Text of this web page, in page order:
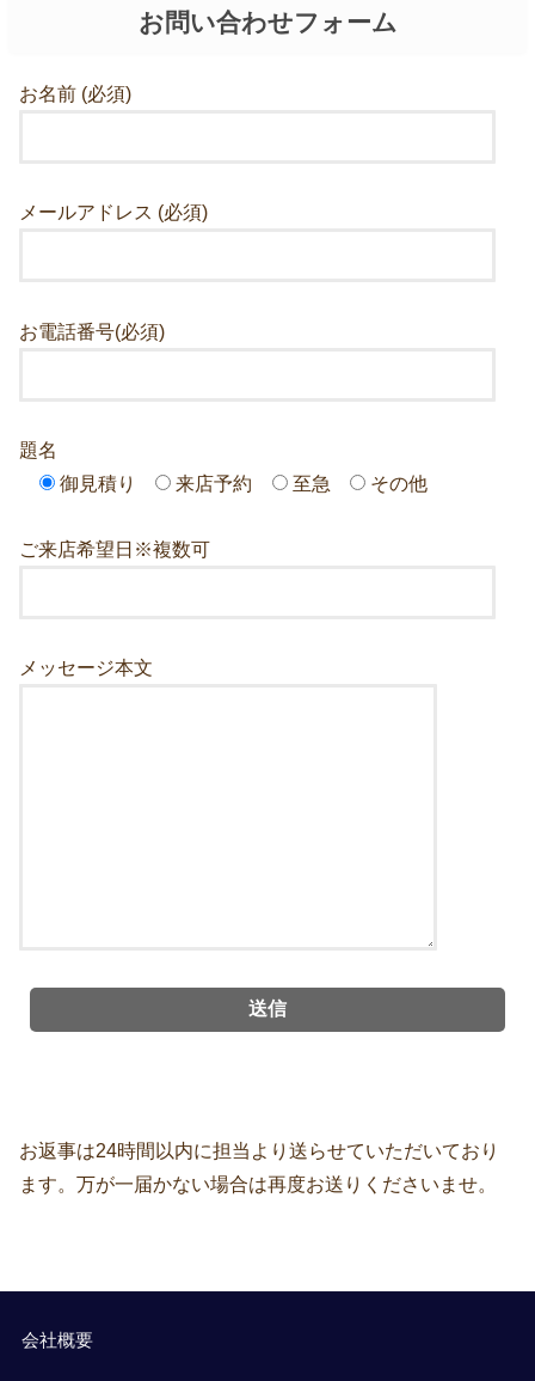
お問い合わせフォーム
お名前 (必須)
メールアドレス (必須)
お電話番号(必須)
題名
御見積り
来店予約 至急 その他
ご来店希望日※複数可
メッセージ本文
お返事は24時間以内に担当より送らせていただいており
ます。万が一届かない場合は再度お送りくださいませ。
会社概要